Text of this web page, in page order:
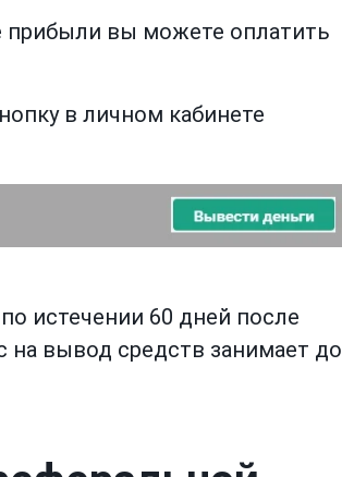
прибыли вы можете оплатить
в личном кабинете
истечении 60 дней после
на вывод средств занимает до